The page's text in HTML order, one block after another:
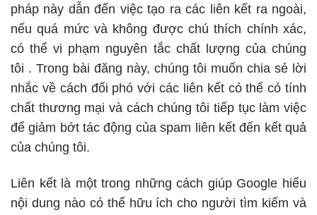
pháp này dẫn đến việc tạo ra các liên kết ra ngoài,
nếu quá mức và không được chú thích chính xác,
có thể vi phạm nguyên tắc chất lượng của chúng
tôi . Trong bài đăng này, chúng tôi muốn chia sẻ lời
nhắc về cách đối phó với các liên kết có thể có tính
chất thương mại và cách chúng tôi tiếp tục làm việc
để giảm bớt tác động của spam liên kết đến kết quả
của chúng tôi.
Liên kết là một trong những cách giúp Google hiểu
nội dung nào có thể hữu ích cho người tìm kiếm và